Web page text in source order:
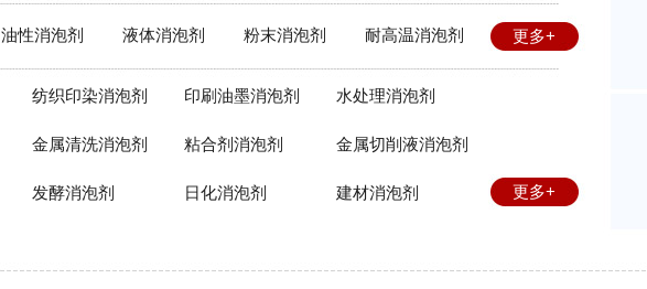
油性消泡剂 液体消泡剂 粉末消泡剂 耐高温消泡剂 更多+
纺织印染消泡剂 印刷油墨消泡剂 水处理消泡剂
金属清洗消泡剂 粘合剂消泡剂 金属切削液消泡剂
发酵消泡剂 日化消泡剂 建材消泡剂 更多+